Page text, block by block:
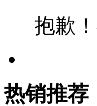
抱歉
热销推荐